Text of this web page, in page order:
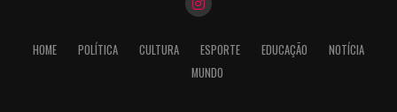
HOME POLÍTICA CULTURA ESPORTE EDUCAÇÃO
NOTÍCIA
MUNDO